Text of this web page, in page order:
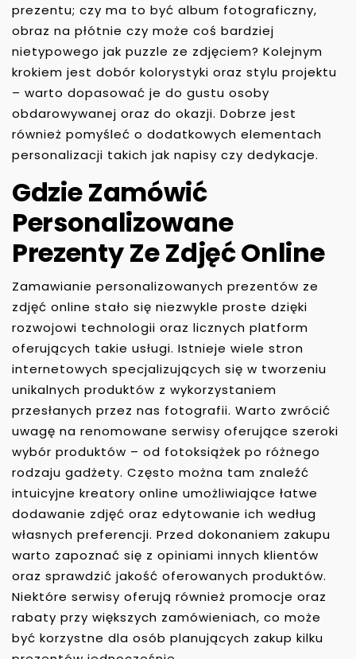
prezentu; czy ma to być album fotograficzny,
obraz na płótnie czy może coś bardziej
nietypowego jak puzzle ze zdjęciem? Kolejnym
krokiem jest dobór kolorystyki oraz stylu projektu
– warto dopasować je do gustu osoby
obdarowywanej oraz do okazji. Dobrze jest
również pomyśleć o dodatkowych elementach
personalizacji takich jak napisy czy dedykacje.
Gdzie Zamówić
Personalizowane
Prezenty Ze Zdjęć Online
Zamawianie personalizowanych prezentów ze
zdjęć online stało się niezwykle proste dzięki
rozwojowi technologii oraz licznych platform
oferujących takie usługi. Istnieje wiele stron
internetowych specjalizujących się w tworzeniu
unikalnych produktów z wykorzystaniem
przesłanych przez nas fotografii. Warto zwrócić
uwagę na renomowane serwisy oferujące szeroki
wybór produktów – od fotoksiążek po różnego
rodzaju gadżety. Często można tam znaleźć
intuicyjne kreatory online umożliwiające łatwe
dodawanie zdjęć oraz edytowanie ich według
własnych preferencji. Przed dokonaniem zakupu
warto zapoznać się z opiniami innych klientów
oraz sprawdzić jakość oferowanych produktów.
Niektóre serwisy oferują również promocje oraz
rabaty przy większych zamówieniach, co może
być korzystne dla osób planujących zakup kilku